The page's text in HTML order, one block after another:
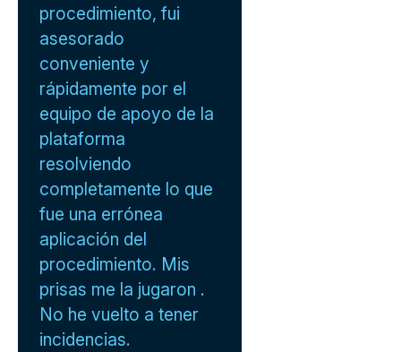
procedimiento, fui
asesorado
conveniente y
rápidamente por el
equipo de apoyo de la
plataforma
resolviendo
completamente lo que
fue una errónea
aplicación del
procedimiento. Mis
prisas me la jugaron .
No he vuelto a tener
incidencias.